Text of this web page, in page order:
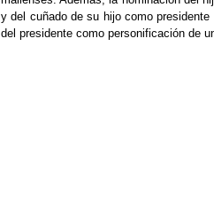
y del cuñado de su hijo como
del presidente como personificación de